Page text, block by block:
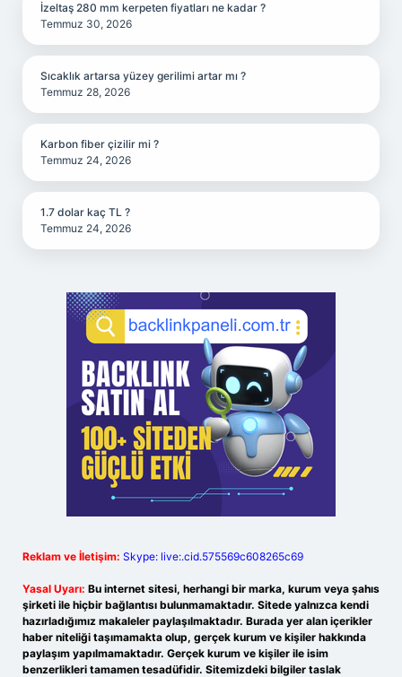
İzeltaş 280 mm kerpeten fiyatları ne kadar ?
Temmuz 30, 2026
Sıcaklık artarsa yüzey gerilimi artar mı ?
Temmuz 28, 2026
Karbon fiber çizilir mi ?
Temmuz 24, 2026
1.7 dolar kaç TL ?
Temmuz 24, 2026
Reklam ve İletişim: Skype: live:.cid.575569c608265c69
Yasal Uyarı: Bu internet sitesi, herhangi bir marka, kurum veya şahıs
şirketi ile hiçbir bağlantısı bulunmamaktadır. Sitede yalnızca kendi
hazırladığımız makaleler paylaşılmaktadır. Burada yer alan içerikler
haber niteliği taşımamakta olup, gerçek kurum ve kişiler hakkında
paylaşım yapılmamaktadır. Gerçek kurum ve kişiler ile isim
benzerlikleri tamamen tesadüfidir. Sitemizdeki bilgiler taslak